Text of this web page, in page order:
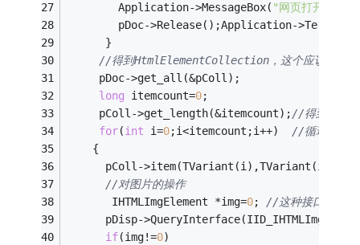
        Application->MessageBox(
"网页打开失败
pDoc->Release();Application-
      }
//得到HtmlElementCollection，这个应该是包含
     pDoc->get_all(&pColl);
long itemcount=0;
     pColl->get_length(&itemcount);
//得到元素
for(int i=0;i<itemcount;i++) //循环遍历
    {
pColl-
//对图片的操作
       IHTMLImgElement *img=
0; //这种接口就是针
pDisp-
if(img!=0)